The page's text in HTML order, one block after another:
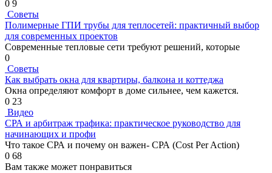
0 9
Советы
Полимерные ГПИ трубы для теплосетей: практичный выбор
для современных проектов
Современные тепловые сети требуют решений, которые
0
Советы
Как выбрать окна для квартиры, балкона и коттеджа
Окна определяют комфорт в доме сильнее, чем кажется.
0 23
Видео
СРА и арбитраж трафика: практическое руководство для
начинающих и профи
Что такое СРА и почему он важен- СРА (Cost Per Action)
0 68
Вам также может понравиться